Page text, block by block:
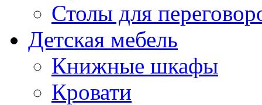
Столы для
Детская мебель
Книжные шкафы
Кровати